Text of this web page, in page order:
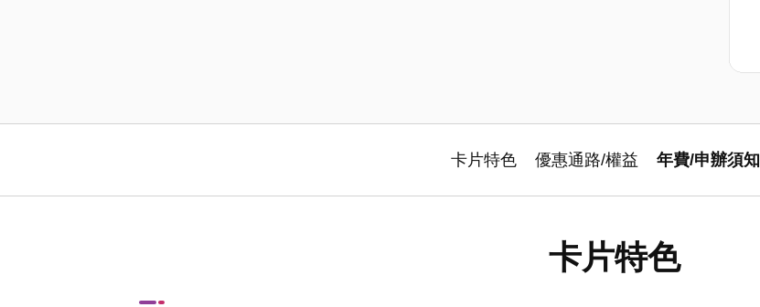
卡片特色 優惠通路/權益 年費/申辦須知
卡片特色